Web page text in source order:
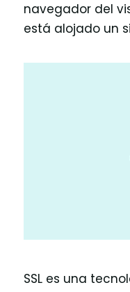
navegador del
está alojado un
SSL es una